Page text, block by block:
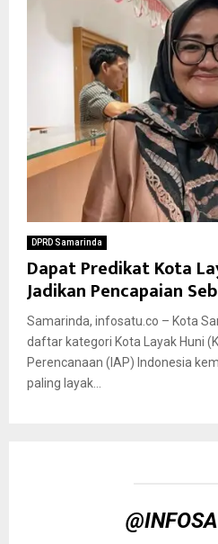
DPRD Samarinda
Dapat Predikat Kota
Jadikan Pencapaian
Samarinda, infosatu.co – Kota
daftar kategori Kota Layak Huni
Perencanaan (IAP) Indonesia
paling layak...